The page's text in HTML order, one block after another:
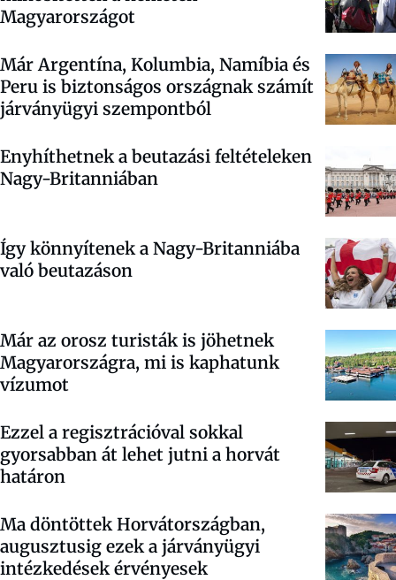
Magyarországot
Már Argentína, Kolumbia, Namíbia és
Peru is biztonságos országnak számít
járványügyi szempontból
Enyhíthetnek a beutazási feltételeken
Nagy-Britanniában
Így könnyítenek a Nagy-Britanniába
való beutazáson
Már az orosz turisták is jöhetnek
Magyarországra, mi is kaphatunk
vízumot
Ezzel a regisztrációval sokkal
gyorsabban át lehet jutni a horvát
határon
Ma döntöttek Horvátországban,
augusztusig ezek a járványügyi
intézkedések érvényesek